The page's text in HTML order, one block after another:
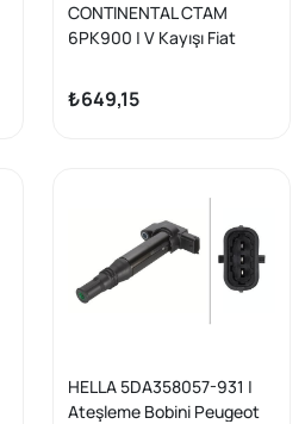
CONTINENTAL CTAM
6PK900 | V Kayışı Fiat
02, Kangoo Express 1.9D
₺649,15
HELLA 5DA358057-931 |
Ateşleme Bobini Peugeot